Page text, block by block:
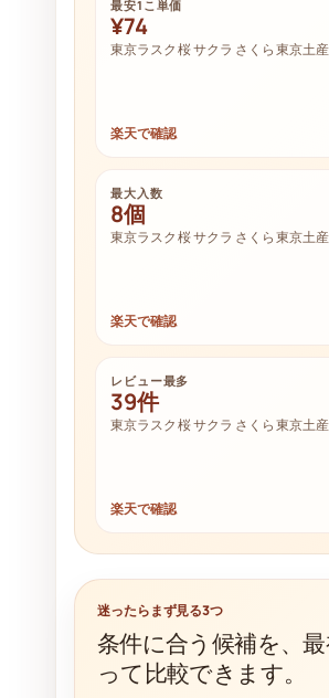
最安1こ単価
¥74
東京ラスク 桜 サクラ さくら 東京土
楽天で確認
最大入数
8個
東京ラスク 桜 サクラ さくら 東京土
楽天で確認
レビュー最多
39件
東京ラスク 桜 サクラ さくら 東京土
楽天で確認
迷ったらまず見る3つ
条件に合う候補を、
って比較できます。